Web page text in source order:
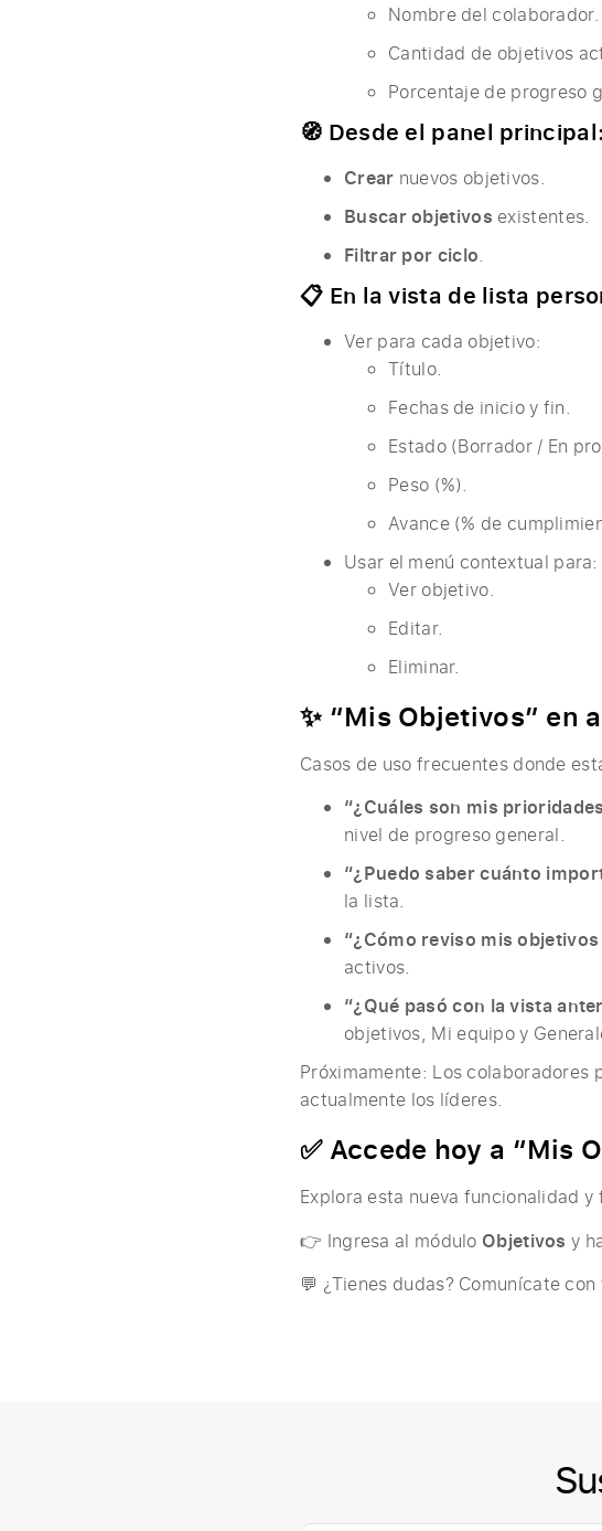
Nombre del colaborador.
Cantidad de objetivos
Porcentaje de progreso
🧭 Desde el panel principal:
Crear nuevos objetivos.
Buscar objetivos existentes.
Filtrar por ciclo.
📋 En la vista de lista
Ver para cada objetivo:
Título.
Fechas de inicio y fin.
Estado (Borrador / En
Peso (%).
Avance (% de
Usar el menú contextual para:
Ver objetivo.
Editar.
Eliminar.
✨ “Mis Objetivos” en
Casos de uso frecuentes donde
“¿Cuáles son mis
nivel de progreso general.
“¿Puedo saber cuánto
la lista.
“¿Cómo reviso mis
activos.
“¿Qué pasó con la vista
objetivos, Mi equipo y
Próximamente: Los colaboradores
actualmente los líderes.
✅ Accede hoy a “Mis
Explora esta nueva funcionalidad
👉 Ingresa al módulo Objetivos y
💬 ¿Tienes dudas? Comunícate